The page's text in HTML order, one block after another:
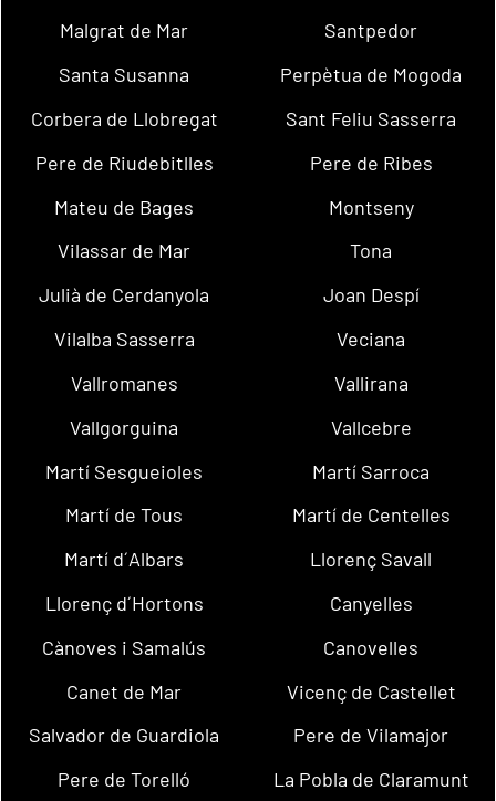
Malgrat de Mar
Santpedor
Santa Susanna
Perpètua de Mogoda
Corbera de Llobregat
Sant Feliu Sasserra
Pere de Riudebitlles
Pere de Ribes
Mateu de Bages
Montseny
Vilassar de Mar
Tona
Julià de Cerdanyola
Joan Despí
Vilalba Sasserra
Veciana
Vallromanes
Vallirana
Vallgorguina
Vallcebre
Martí Sesgueioles
Martí Sarroca
Martí de Tous
Martí de Centelles
Martí d´Albars
Llorenç Savall
Llorenç d´Hortons
Canyelles
Cànoves i Samalús
Canovelles
Canet de Mar
Vicenç de Castellet
Salvador de Guardiola
Pere de Vilamajor
Pere de Torelló
La Pobla de Claramunt